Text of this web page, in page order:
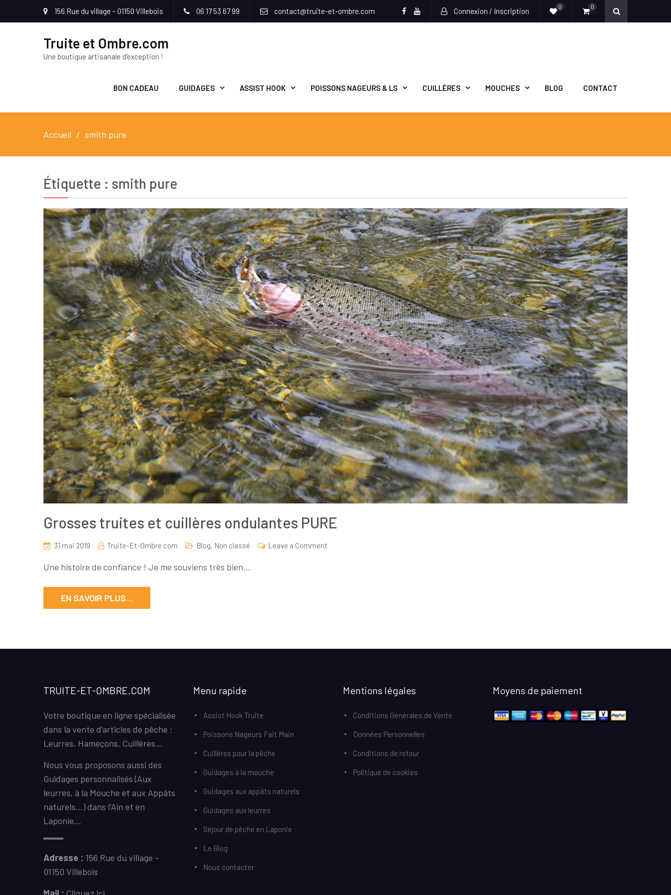
156 Rue du village – 01150 Villebois 06 17 53 67 99 contact@truite-et-ombre.com Connexion / Inscription 0 0
Truite et Ombre.com
Une boutique artisanale d'exception !
BON CADEAU GUIDAGES ASSIST HOOK POISSONS NAGEURS & LS CUILLÈRES MOUCHES BLOG CONTACT
Accueil smith pure
Étiquette : smith pure
Grosses truites et cuillères ondulantes PURE
31 mai 2019 Truite-Et-Ombre.com Blog, Non classé Leave a Comment
Une histoire de confiance ! Je me souviens très bien…
EN SAVOIR PLUS…
TRUITE-ET-OMBRE.COM
Votre boutique en ligne spécialisée
dans la vente d’articles de pêche :
Leurres, Hameçons, Cuillères…
Nous vous proposons aussi des
Guidages personnalisés (Aux
leurres, à la Mouche et aux Appâts
naturels…) dans l’Ain et en
Laponie…
Adresse : 156 Rue du village –
01150 Villebois
Menu rapide
Assist Hook Truite
Poissons Nageurs Fait Main
Cuillères pour la pêche
Guidages à la mouche
Guidages aux appâts naturels
Guidages aux leurres
Séjour de pêche en Laponie
Le Blog
Nous contacter
Mentions légales
Conditions Générales de Vente
Données Personnelles
Conditions de retour
Politique de cookies
Moyens de paiement